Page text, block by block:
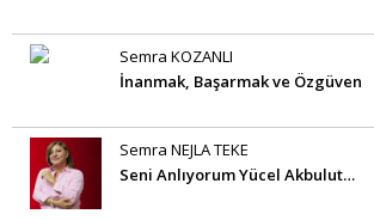
Semra KOZANLI
İnanmak, Başarmak ve Özgüven
Semra NEJLA TEKE
Seni Anlıyorum Yücel Akbulut…